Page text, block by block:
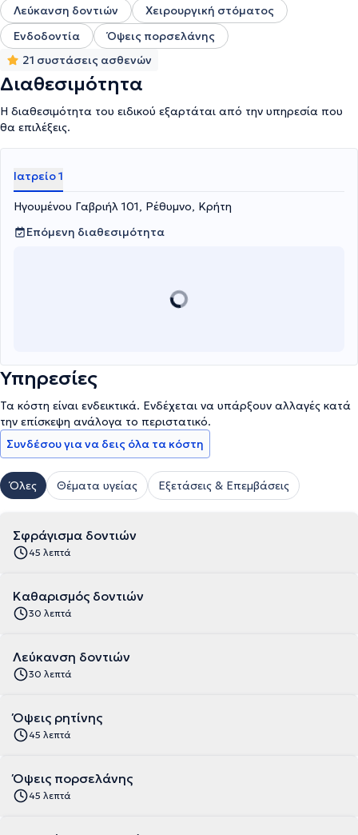
Λεύκανση δοντιών
Χειρουργική στόματος
Ενδοδοντία
Όψεις πορσελάνης
21 συστάσεις ασθενών
Διαθεσιμότητα
Η διαθεσιμότητα του ειδικού εξαρτάται από την υπηρεσία που
θα επιλέξεις.
Ιατρείο 1
Ηγουμένου Γαβριήλ 101, Ρέθυμνο, Κρήτη
Επόμενη διαθεσιμότητα
Υπηρεσίες
Τα κόστη είναι ενδεικτικά. Ενδέχεται να υπάρξουν αλλαγές κατά
την επίσκεψη ανάλογα το περιστατικό.
Συνδέσου για να δεις όλα τα κόστη
Όλες Θέματα υγείας Εξετάσεις & Επεμβάσεις
Σφράγισμα δοντιών
45 λεπτά
Καθαρισμός δοντιών
30 λεπτά
Λεύκανση δοντιών
30 λεπτά
Όψεις ρητίνης
45 λεπτά
Όψεις πορσελάνης
45 λεπτά